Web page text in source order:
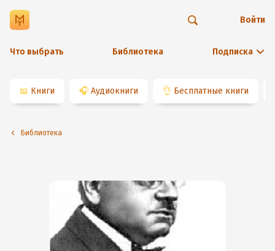
Что выбрать Библиотека Подписка
Войти
📖 Книги 🎧 Аудиокниги 👌 Бесплатные книги
Библиотека